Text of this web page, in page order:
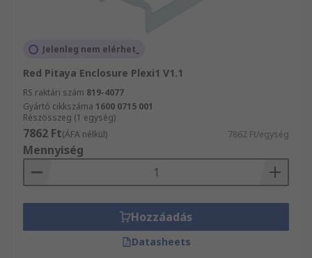
Jelenleg nem elérhet_
Red Pitaya Enclosure Plexi1 V1.1
RS raktári szám 819-4077
Gyártó cikkszáma 1600 0715 001
Részösszeg (1 egység)
7862 Ft(ÁFA nélkül) 7862 Ft/egység
Mennyiség
Hozzáadás
Datasheets